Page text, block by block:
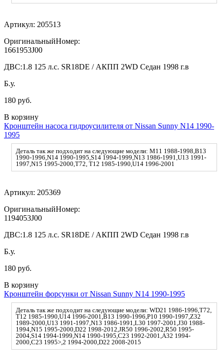
Артикул: 205513
ОригинальныйНомер:
1661953J00
ДВС:1.8 125 л.с. SR18DE / АКПП 2WD Седан 1998 г.в
Б.у.
180 руб.
В корзину
Кронштейн насоса гидроусилителя от Nissan Sunny N14 1990-
1995
Деталь так же подходит на следующие модели: M11 1988-1998,B13
1990-1996,N14 1990-1995,S14 1994-1999,N13 1986-1991,U13 1991-
1997,N15 1995-2000,T72, T12 1985-1990,U14 1996-2001
Артикул: 205369
ОригинальныйНомер:
1194053J00
ДВС:1.8 125 л.с. SR18DE / АКПП 2WD Седан 1998 г.в
Б.у.
180 руб.
В корзину
Кронштейн форсунки от Nissan Sunny N14 1990-1995
Деталь так же подходит на следующие модели: WD21 1986-1996,T72,
T12 1985-1990,U14 1996-2001,B13 1990-1996,P10 1990-1997,Z32
1989-2000,U13 1991-1997,N13 1986-1991,L30 1997-2001,J30 1988-
1994,N15 1995-2000,D22 1998-2012,JR50 1996-2002,R50 1995-
2004,S14 1994-1999,N14 1990-1995,C23 1992-2001,A32 1994-
2000,C23 1995>,2 1994-2000,D22 2008-2015